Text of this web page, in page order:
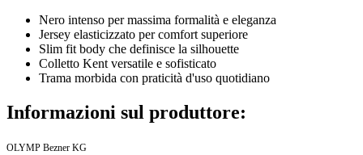
Nero intenso per massima formalità e eleganza
Jersey elasticizzato per comfort superiore
Slim fit body che definisce la silhouette
Colletto Kent versatile e sofisticato
Trama morbida con praticità d'uso quotidiano
Informazioni sul produttore:
OLYMP Bezner KG